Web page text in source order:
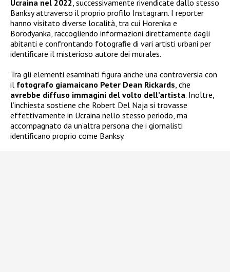
Ucraina nel 2022, successivamente rivendicate dallo stesso
Banksy attraverso il proprio profilo Instagram. I reporter
hanno visitato diverse località, tra cui Horenka e
Borodyanka, raccogliendo informazioni direttamente dagli
abitanti e confrontando fotografie di vari artisti urbani per
identificare il misterioso autore dei murales.
Tra gli elementi esaminati figura anche una controversia con
il fotografo giamaicano Peter Dean Rickards, che
avrebbe diffuso immagini del volto dell’artista. Inoltre,
l’inchiesta sostiene che Robert Del Naja si trovasse
effettivamente in Ucraina nello stesso periodo, ma
accompagnato da un’altra persona che i giornalisti
identificano proprio come Banksy.